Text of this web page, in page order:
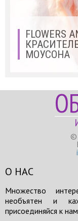
FLOWERS
МОУСОНА
©
О НАС
Множество
необъятен и
присоединяйся к